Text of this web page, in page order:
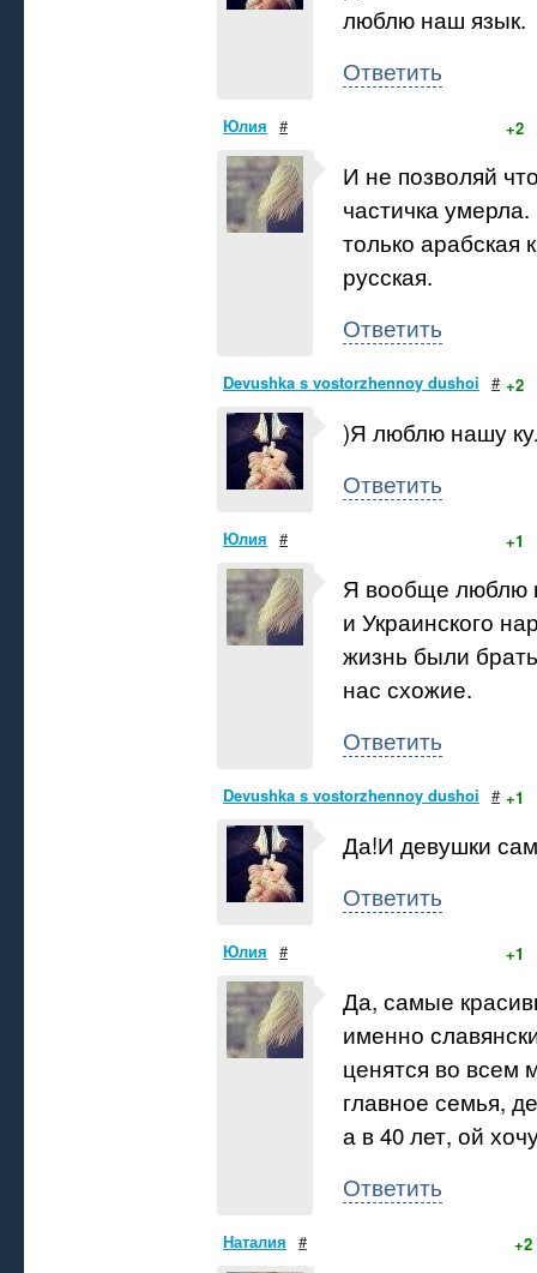
люблю наш язык.
Ответить
Юлия # +2
И не позволяй
частичка
только арабская
русская.
Ответить
Devushka s vostorzhennoy dushoi # +2
)Я люблю нашу
Ответить
Юлия # +1
Я вообще люблю
и Украинского
жизнь были
нас схожие.
Ответить
Devushka s vostorzhennoy dushoi # +1
Да!И девушки
Ответить
Юлия # +1
Да, самые
именно
ценятся во
главное семья,
а в 40 лет, ой
Ответить
Наталия # +2